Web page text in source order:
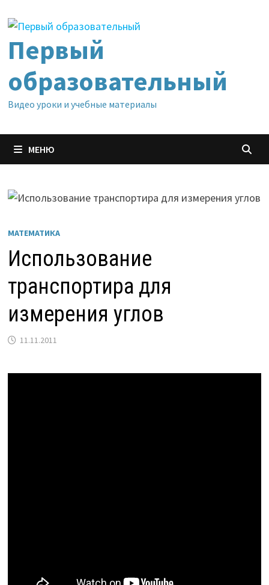
содержимому
Первый
образовательный
Видео уроки и учебные материалы
МЕНЮ
МАТЕМАТИКА
Использование
транспортира для
измерения углов
11.11.2011